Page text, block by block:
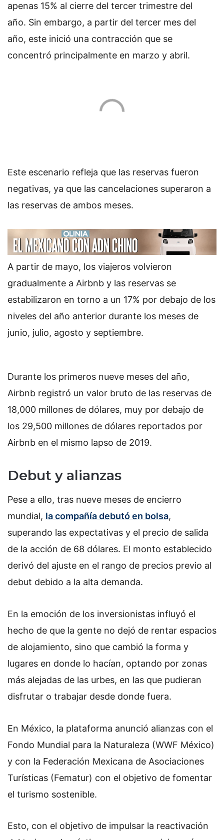
apenas 15% al cierre del tercer trimestre del
año. Sin embargo, a partir del tercer mes del
año, este inició una contracción que se
concentró principalmente en marzo y abril.
Este escenario refleja que las reservas fueron
negativas, ya que las cancelaciones superaron a
las reservas de ambos meses.
A partir de mayo, los viajeros volvieron
gradualmente a Airbnb y las reservas se
estabilizaron en torno a un 17% por debajo de los
niveles del año anterior durante los meses de
junio, julio, agosto y septiembre.
Durante los primeros nueve meses del año,
Airbnb registró un valor bruto de las reservas de
18,000 millones de dólares, muy por debajo de
los 29,500 millones de dólares reportados por
Airbnb en el mismo lapso de 2019.
Debut y alianzas
Pese a ello, tras nueve meses de encierro
mundial, la compañía debutó en bolsa,
superando las expectativas y el precio de salida
de la acción de 68 dólares. El monto establecido
derivó del ajuste en el rango de precios previo al
debut debido a la alta demanda.
En la emoción de los inversionistas influyó el
hecho de que la gente no dejó de rentar espacios
de alojamiento, sino que cambió la forma y
lugares en donde lo hacían, optando por zonas
más alejadas de las urbes, en las que pudieran
disfrutar o trabajar desde donde fuera.
En México, la plataforma anunció alianzas con el
Fondo Mundial para la Naturaleza (WWF México)
y con la Federación Mexicana de Asociaciones
Turísticas (Fematur) con el objetivo de fomentar
el turismo sostenible.
Esto, con el objetivo de impulsar la reactivación